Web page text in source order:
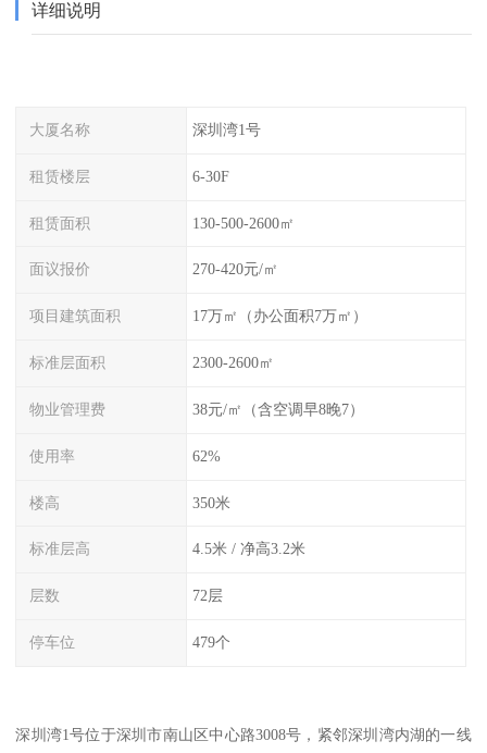
详细说明
大厦名称 深圳湾1号
租赁楼层 6-30F
租赁面积 130-500-2600㎡
面议报价 270-420元/㎡
项目建筑面积 17万㎡（办公面积7万㎡）
标准层面积 2300-2600㎡
物业管理费 38元/㎡（含空调早8晚7）
使用率 62%
楼高 350米
标准层高 4.5米 / 净高3.2米
层数 72层
停车位 479个
深圳湾1号位于深圳市南山区中心路3008号，紧邻深圳湾内湖的一线